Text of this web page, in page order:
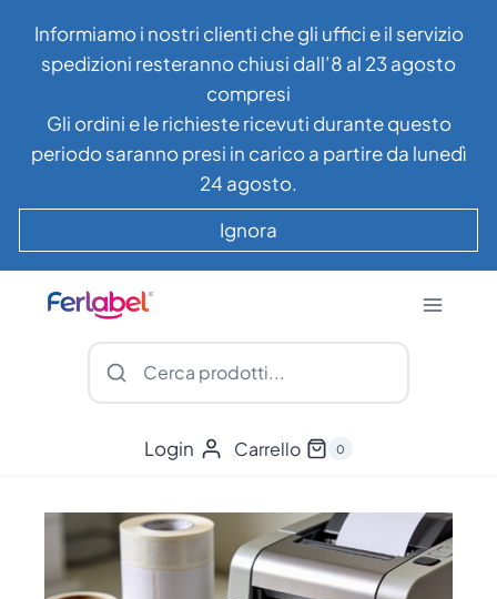
contenuto
Informiamo i nostri clienti che gli uffici e il servizio
spedizioni resteranno chiusi dall’8 al 23 agosto
compresi
Gli ordini e le richieste ricevuti durante questo
periodo saranno presi in carico a partire da lunedì
24 agosto.
Ignora
Login Carrello 0